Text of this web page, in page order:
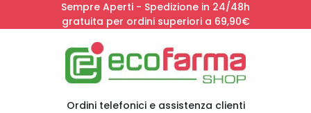
Sempre Aperti - Spedizione in 24/48h
gratuita per ordini superiori a 69,90€
Ordini telefonici e assistenza clienti